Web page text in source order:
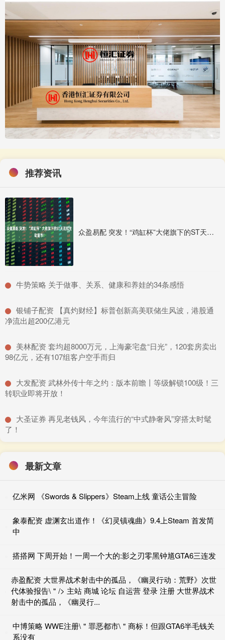
推荐资讯
众盈易配 突发！“鸡缸杯”大佬旗下的ST天茂拟主动退市！
​牛势策略 关于做事、关系、健康和养娃的34条感悟
​银铺子配资 【真灼财经】标普创新高美联储生风波，港股通
净流出超200亿港元
​美林配资 套均超8000万元，上海豪宅盘“日光”，120套房卖出
98亿元，还有107组客户空手而归
​大发配资 武林外传十年之约：版本前瞻丨等级解锁100级！三
转职业即将开放！
​大圣证券 再见老钱风，今年流行的“中式静奢风”穿搭太时髦
了！
最新文章
亿米网 《Swords & Slippers》Steam上线 童话公主冒险
象泰配资 虚渊玄出道作！《幻灵镇魂曲》9.4上Steam 首发简
中
搭搭网 下周开始！一周一个大的:影之刃零黑钟馗GTA6三连发
赤盈配资 大世界战术射击中的孤品，《幽灵行动：荒野》次世
代体验报告\＂/> 主站 商城 论坛 自运营 登录 注册 大世界战术
射击中的孤品，《幽灵行...
中博策略 WWE注册\＂罪恶都市\＂商标！但跟GTA6半毛钱关
系没有